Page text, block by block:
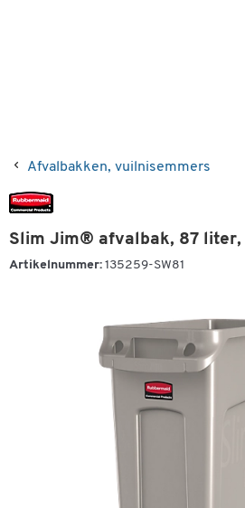
Afvalbakken, vuilnisemmers
Slim Jim® afvalbak, 87 liter,
Artikelnummer: 135259-SW81